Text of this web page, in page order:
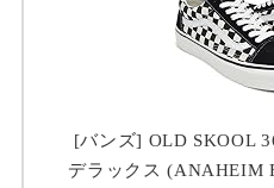
[バンズ] OLD SKOOL
デラックス (ANAHEIM